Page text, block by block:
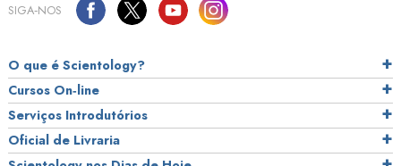
SIGA‑NOS
O que é Scientology?
Cursos On‑line
Serviços Introdutórios
Oficial de Livraria